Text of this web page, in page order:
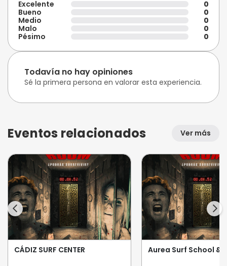
Excelente
0
Bueno
0
Medio
0
Malo
0
Pésimo
0
Todavía no hay opiniones
Sé la primera persona en valorar esta experiencia.
Eventos relacionados Ver más
CÁDIZ SURF CENTER Aurea Surf School &